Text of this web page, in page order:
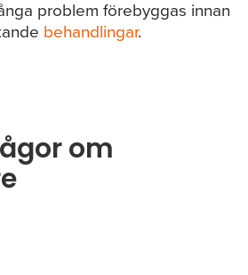
problem förebyggas innan
behandlingar.
om